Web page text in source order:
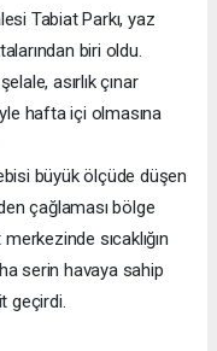
Tabiat Parkı, yaz
biri oldu.
asırlık çınar
hafta içi olmasına
büyük ölçüde düşen
çağlaması bölge
sıcaklığın
serin havaya sahip
geçirdi.